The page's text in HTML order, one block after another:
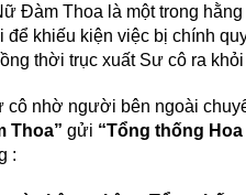
Đàm Thoa là một trong
để khiếu kiện việc bị chính
thời trục xuất Sư cô ra
cô nhờ người bên ngoài
Thoa” gửi “Tổng thống
: